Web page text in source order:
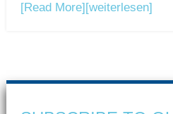
[Read More][weiterlesen]